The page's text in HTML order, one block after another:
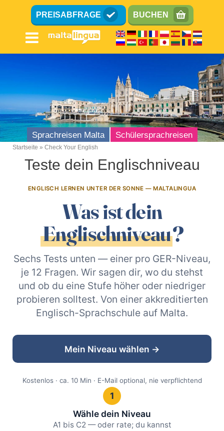
Direkt zum Inhalt
PREISABFRAGE
BUCHEN
Sprachreisen Malta Schülersprachreisen
Breadcrumb
Startseite Check Your English
Teste dein Englischniveau
ENGLISCH LERNEN UNTER DER SONNE — MALTALINGUA
Was ist dein
Englischniveau?
Sechs Tests unten — einer pro GER-Niveau,
je 12 Fragen. Wir sagen dir, wo du stehst
und ob du eine Stufe höher oder niedriger
probieren solltest. Von einer akkreditierten
Englisch-Sprachschule auf Malta.
Mein Niveau wählen →
Kostenlos · ca. 10 Min · E-Mail optional, nie verpflichtend
1
Wähle dein Niveau
A1 bis C2 — oder rate; du kannst